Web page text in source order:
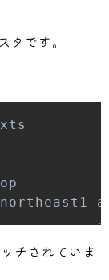
です。
チされていま